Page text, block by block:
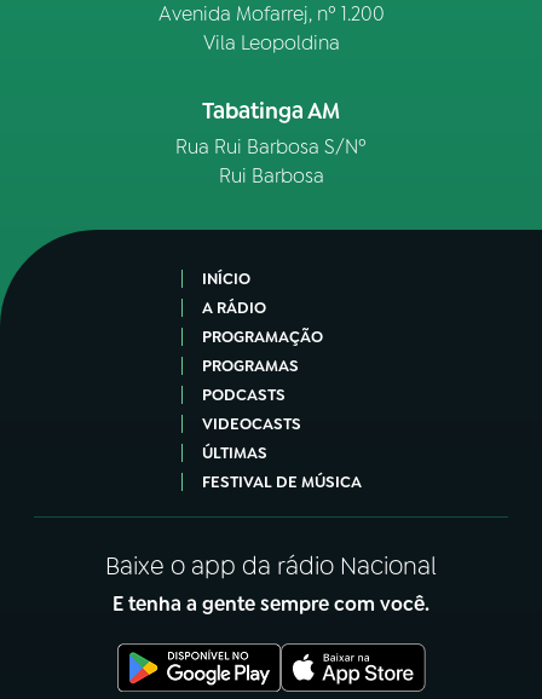
Avenida Mofarrej, nº 1.200
Vila Leopoldina
Tabatinga AM
Rua Rui Barbosa S/Nº
Rui Barbosa
INÍCIO
A RÁDIO
PROGRAMAÇÃO
PROGRAMAS
PODCASTS
VIDEOCASTS
ÚLTIMAS
FESTIVAL DE MÚSICA
Baixe o app da rádio Nacional
E tenha a gente sempre com você.